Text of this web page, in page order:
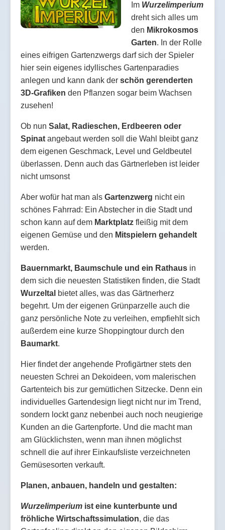
Im Wurzelimperium
dreht sich alles um
den Mikrokosmos
Garten. In der Rolle
eines eifrigen Gartenzwergs darf sich der Spieler
hier sein eigenes idyllisches Gartenparadies
anlegen und kann dank der schön gerenderten
3D-Grafiken den Pflanzen sogar beim Wachsen
zusehen!
Ob nun Salat, Radieschen, Erdbeeren oder
Spinat angebaut werden soll die Wahl bleibt ganz
dem eigenen Geschmack, Level und Geldbeutel
überlassen. Denn auch das Gärtnerleben ist leider
nicht umsonst
Aber wofür hat man als Gartenzwerg nicht ein
schönes Fahrrad: Ein Abstecher in die Stadt und
schon kann auf dem Marktplatz fleißig mit dem
eigenen Gemüse und den Mitspielern gehandelt
werden.
Bauernmarkt, Baumschule und ein Rathaus in
dem sich die neuesten Statistiken finden, die Stadt
Wurzeltal bietet alles, was das Gärtnerherz
begehrt. Um der eigenen Grünparzelle auch die
ganz persönliche Note zu verleihen, empfiehlt sich
außerdem eine kurze Shoppingtour durch den
Baumarkt.
Hier findet der angehende Profigärtner stets den
neuesten Schrei an Dekoideen, vom malerischen
Gartenteich bis zur gemütlichen Sitzecke. Denn ein
individuelles Gartendesign liegt nicht nur im Trend,
sondern lockt ganz nebenbei auch noch neugierige
Kunden an die Gartenpforte. Und die macht man
am Glücklichsten, wenn man ihnen möglichst
schnell die auf ihrer Einkaufsliste verzeichneten
Gemüsesorten verkauft.
Planen, anbauen, handeln und gestalten:
Wurzelimperium ist eine kunterbunte und
fröhliche Wirtschaftssimulation, die das